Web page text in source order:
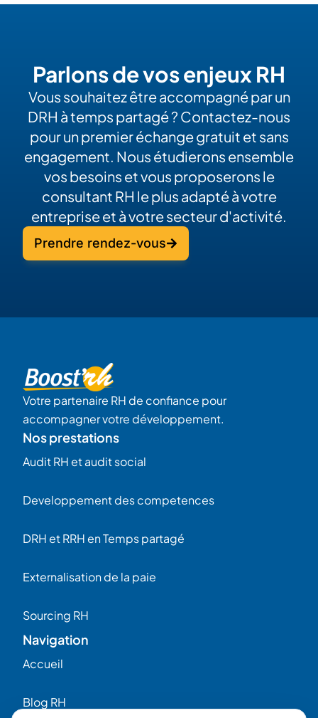
Parlons de vos enjeux RH
Vous souhaitez être accompagné par un
DRH à temps partagé ? Contactez-nous
pour un premier échange gratuit et sans
engagement. Nous étudierons ensemble
vos besoins et vous proposerons le
consultant RH le plus adapté à votre
entreprise et à votre secteur d'activité.
Prendre rendez-vous
Votre partenaire RH de confiance pour
accompagner votre développement.
Nos prestations
Audit RH et audit social
Developpement des competences
DRH et RRH en Temps partagé
Externalisation de la paie
Sourcing RH
Navigation
Accueil
Blog RH